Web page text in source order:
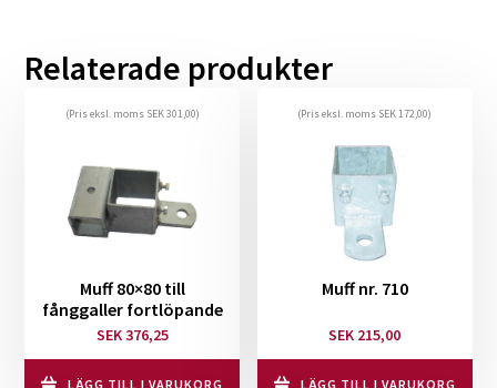
Relaterade produkter
(Pris eksl. moms SEK301,00)
Muff 80×80 till
fånggaller fortlöpande
SEK376,25
LÄGG TILL I VARUKORG
(Pris eksl. moms SEK172,00)
Muff nr. 710
SEK 215,00
LÄGG TILL I VARUKORG